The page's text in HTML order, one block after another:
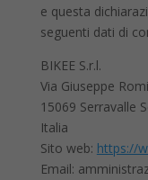
e questa
seguenti dati di
BIKEE S.r.l.
Via Giuseppe
15069 Serravalle
Italia
Sito web: https://
Email: